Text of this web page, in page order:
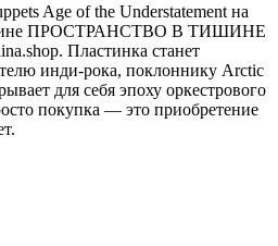
Age of the Understatement на
ПРОСТРАНСТВО В ТИШИНЕ
Пластинка станет
инди-рока, поклоннику Arctic
для себя эпоху оркестрового
покупка — это приобретение